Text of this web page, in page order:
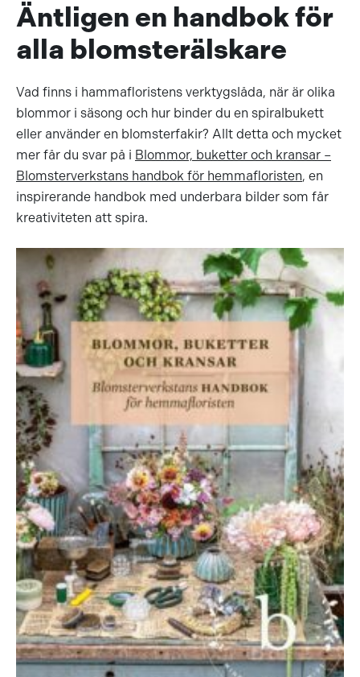
Äntligen en handbok för
alla blomsterälskare
Vad finns i hammafloristens verktygslåda, när är olika
blommor i säsong och hur binder du en spiralbukett
eller använder en blomsterfakir? Allt detta och mycket
mer får du svar på i Blommor, buketter och kransar –
Blomsterverkstans handbok för hemmafloristen, en
inspirerande handbok med underbara bilder som får
kreativiteten att spira.